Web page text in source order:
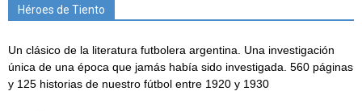
Héroes de Tiento
Un clásico de la literatura futbolera argentina. Una investigación
única de una época que jamás había sido investigada. 560 páginas
y 125 historias de nuestro fútbol entre 1920 y 1930